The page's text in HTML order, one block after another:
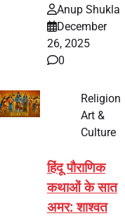
Anup Shukla
December
26, 2025
0
Religion
Art &
Culture
हिंदू पौराणिक
कथाओं के सात
अमर: शाश्वत